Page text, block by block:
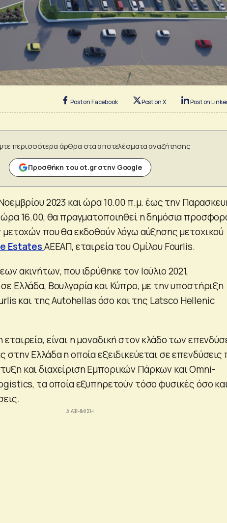
Post on Facebook Post on X Post on
περισσότερα άρθρα στα αποτελέσματα αναζήτησης
Προσθήκη του ot.gr στην Google
2023 και ώρα 10.00 π.μ. έως την
ώρα 16.00, θα πραγματοποιηθεί η δημόσια
μετοχών που θα εκδοθούν λόγω αύξησης μετοχικού
EstatesΑΕΕΑΠ, εταιρεία του Ομίλου Fourlis.
ακινήτων, που ιδρύθηκε τον Ιούλιο 2021,
Ελλάδα, Βουλγαρία και Κύπρο, με την υποστήριξη
και της Autohellas όσο και της Latsco Hellenic
είναι η μοναδική στον κλάδο των
στην Ελλάδα η οποία εξειδικεύεται σε επενδύσεις
και διαχείριση Εμπορικών Πάρκων και Omni-
τα οποία εξυπηρετούν τόσο φυσικές όσο